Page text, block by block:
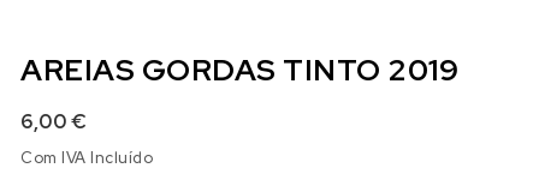
AREIAS GORDAS TINTO 2019
6,00€
Com IVA Incluído